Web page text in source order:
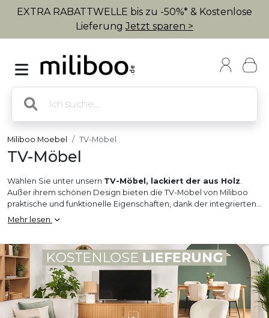
EXTRA RABATTWELLE bis zu -50%* & Kostenlose
LieferungJetzt sparen >
Miliboo Moebel TV-Möbel
TV-Möbel
Wählen Sie unter unsern TV-Möbel, lackiert der aus Holz.
Außer ihrem schönen Design bieten die TV-Möbel von Miliboo
praktische und funktionelle Eigenschaften, dank der integrierten
Aufbewahrung für Hi-Fi-Geräte oder für Ihre DVDs.
Wandsystem kreieren oder eine fertige Komposition von Miliboo
wählen!
Mehr lesen